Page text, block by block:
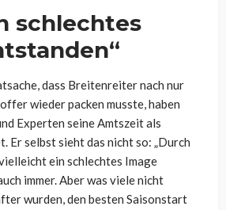
schlechtes
dass Breitenreiter nach nur
wieder packen musste, haben
Experten seine Amtszeit als
Er selbst sieht das nicht so: „Durch
ein schlechtes Image
immer. Aber was viele nicht
wurden, den besten Saisonstart